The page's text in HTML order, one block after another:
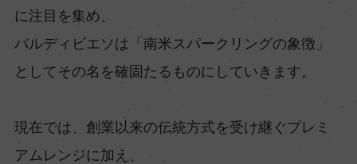
に注目を集め、
バルディビエソは「南米スパークリングの象徴」
としてその名を確固たるものにしていきます。
現在では、創業以来の伝統方式を受け継ぐプレミ
アムレンジに加え、